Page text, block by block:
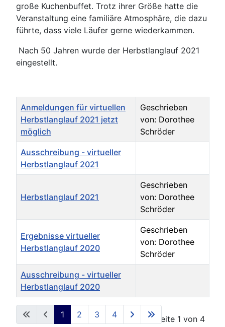
große Kuchenbuffet. Trotz ihrer Größe hatte die
Veranstaltung eine familiäre Atmosphäre, die dazu
führte, dass viele Läufer gerne wiederkammen.
Nach 50 Jahren wurde der Herbstlanglauf 2021
eingestellt.
Beiträge
Titel Autor
Anmeldungen für virtuellen
Herbstlanglauf 2021 jetzt
möglich
Geschrieben
von: Dorothee
Schröder
Ausschreibung - virtueller
Herbstlanglauf 2021
Herbstlanglauf 2021
Geschrieben
von: Dorothee
Schröder
Ergebnisse virtueller
Herbstlanglauf 2020
Geschrieben
von: Dorothee
Schröder
Ausschreibung - virtueller
Herbstlanglauf 2020
Seite 1 von 4
1 2 3 4